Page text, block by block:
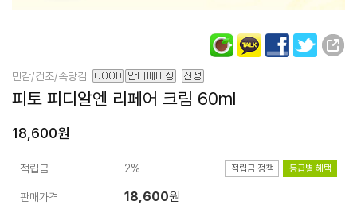
민감/건조/속당김
피토 피디알엔 리페어 크림 60ml
18,600원
적립금 2% 적립금 정책 등급별 혜택
판매가격 18,600원